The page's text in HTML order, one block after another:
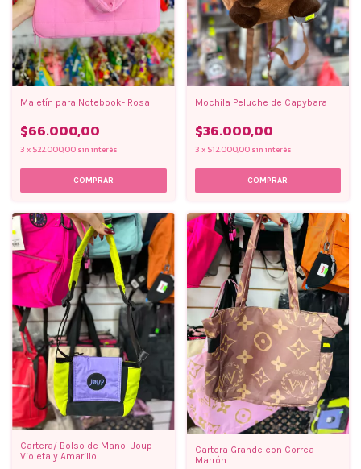
Maletín para Notebook- Rosa
$66.000,00
3 x $22.000,00 sin interés
Mochila Peluche de Capybara
$36.000,00
3 x $12.000,00 sin interés
Cartera/ Bolso de Mano- Joup-
Violeta y Amarillo
Cartera Grande con Correa-
Marrón